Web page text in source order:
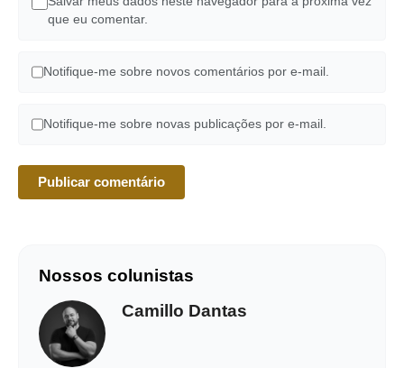
que eu comentar.
Notifique-me sobre novos comentários por e-mail.
Notifique-me sobre novas publicações por e-mail.
Nossos colunistas
Camillo Dantas